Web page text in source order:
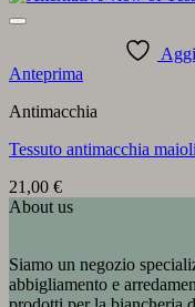
Anteprima
Antimacchia
Tessuto antimacchia
21,00 €
About us
Siamo un negozio
abbigliamento e